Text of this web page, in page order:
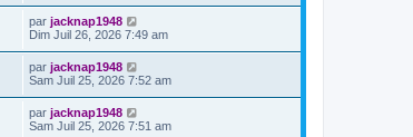
par jacknap1948
Dim Juil 26, 2026 7:49 am
par jacknap1948
Sam Juil 25, 2026 7:52 am
par jacknap1948
Sam Juil 25, 2026 7:51 am